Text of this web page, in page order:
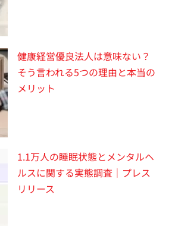
健康経営優良法人は意味ない？
そう言われる5つの理由と本当の
メリット
1.1万人の睡眠状態とメンタルヘ
ルスに関する実態調査｜プレス
リリース